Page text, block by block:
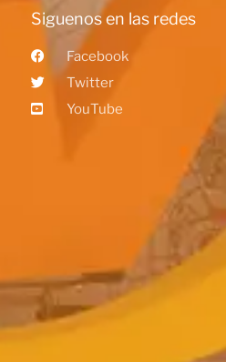
Siguenos en las redes
Facebook
Twitter
YouTube